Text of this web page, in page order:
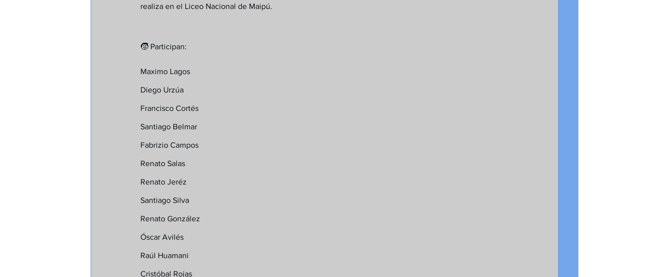
realiza en el Liceo Nacional de Maipú.
🧒 Participan:
Maximo Lagos
Diego Urzúa
Francisco Cortés
Santiago Belmar
Fabrizio Campos
Renato Salas
Renato Jeréz
Santiago Silva
Renato González
Óscar Avilés
Raúl Huamani
Cristóbal Rojas